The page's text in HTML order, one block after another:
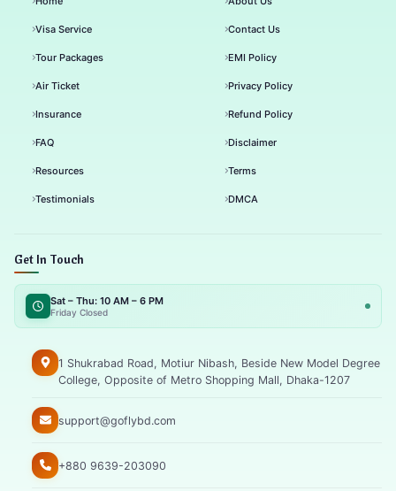
Visa Service
Tour Packages
Air Ticket
Insurance
FAQ
Resources
Testimonials
Contact Us
EMI Policy
Privacy Policy
Refund Policy
Disclaimer
Terms
DMCA
Get In Touch
Sat – Thu: 10 AM – 6 PM
Friday Closed
1 Shukrabad Road, Motiur Nibash, Beside New Model Degree
College, Opposite of Metro Shopping Mall, Dhaka-1207
support@goflybd.com
+880 9639-203090